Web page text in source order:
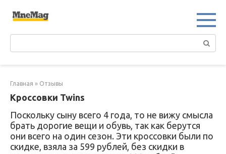
Главная » Отзывы
Кроссовки Twins
Поскольку сыну всего 4 года, то не вижу смысла
брать дорогие вещи и обувь, так как берутся
они всего на один сезон. Эти кроссовки были по
скидке, взяла за 599 рублей, без скидки в